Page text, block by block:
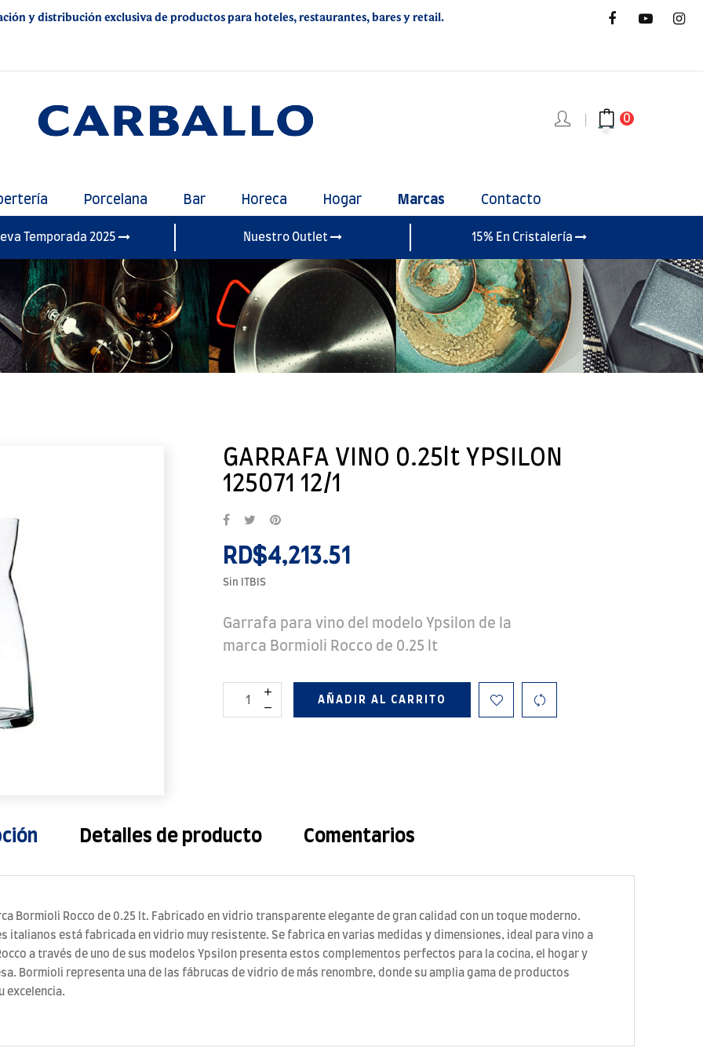
y distribución exclusiva de productos para hoteles, restaurantes, bares y retail.
0
Porcelana Bar Horeca Hogar Marcas Contacto
Temporada 2025 Nuestro Outlet 15% En Cristalería
GARRAFA VINO 0.25lt YPSILON
125071 12/1
RD$4,213.51
Sin ITBIS
Garrafa para vino del modelo Ypsilon de la
marca Bormioli Rocco de 0.25 lt
AÑADIR AL CARRITO
Detalles de producto Comentarios
Bormioli Rocco de 0.25 lt. Fabricado en vidrio transparente elegante de gran calidad con un toque moderno.
está fabricada en vidrio muy resistente. Se fabrica en varias medidas y dimensiones, ideal para vino a
a través de uno de sus modelos Ypsilon presenta estos complementos perfectos para la cocina, el hogar y
Bormioli representa una de las fábrucas de vidrio de más renombre, donde su amplia gama de productos
excelencia.